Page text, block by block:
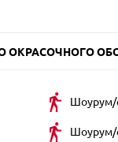
ОКРАСОЧНОГО
Шоурум/
Шоурум/